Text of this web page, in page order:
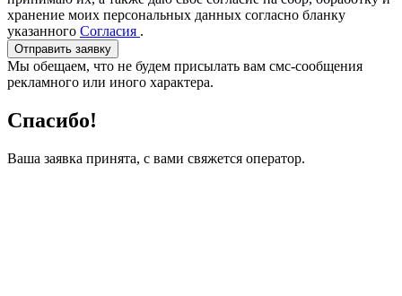
хранение моих персональных данных согласно бланку
указанного Согласия .
Отправить заявку
Мы обещаем, что не будем присылать вам смс-сообщения
рекламного или иного характера.
Спасибо!
Ваша заявка принята, с вами свяжется оператор.